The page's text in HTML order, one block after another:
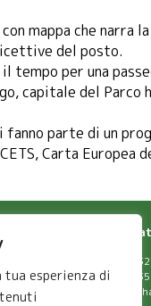
esperienza di
mappa che narra
del posto.
tempo per una
capitale del Parco
parte di un
Carta Europea
+39
+39
chat